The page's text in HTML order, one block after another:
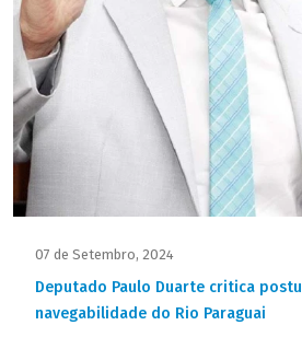
07 de Setembro, 2024
Deputado Paulo Duarte critica
navegabilidade do Rio Paraguai